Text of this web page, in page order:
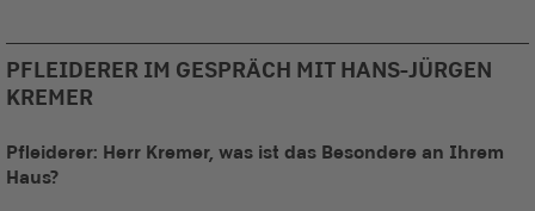
PFLEIDERER IM GESPRÄCH MIT HANS-JÜRGEN
KREMER
Pfleiderer: Herr Kremer, was ist das Besondere an Ihrem
Haus?